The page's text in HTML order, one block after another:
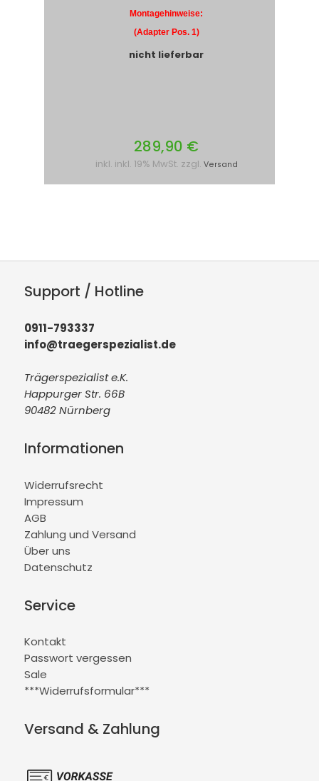
Montagehinweise:
(Adapter Pos. 1)
nicht lieferbar
289,90 €
inkl. inkl. 19% MwSt. zzgl. Versand
Support / Hotline
0911-793337
info@traegerspezialist.de
Trägerspezialist e.K.
Happurger Str. 66B
90482 Nürnberg
Informationen
Widerrufsrecht
Impressum
AGB
Zahlung und Versand
Über uns
Datenschutz
Service
Kontakt
Passwort vergessen
Sale
***Widerrufsformular***
Versand & Zahlung